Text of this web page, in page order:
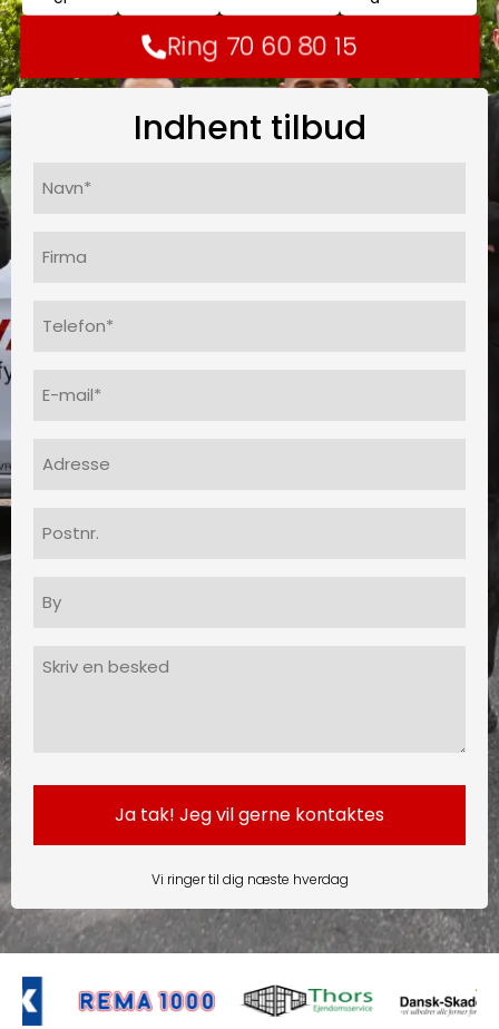
Ring 70 60 80 15
Indhent tilbud
(Påkrævet)
(Påkrævet)
mail
(Påkrævet)
Vi ringer til dig næste hverdag